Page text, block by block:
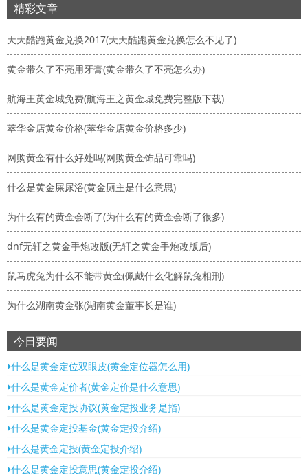
精彩文章
天天酷跑黄金兑换2017(天天酷跑黄金兑换怎么不见了)
黄金带久了不亮用牙膏(黄金带久了不亮怎么办)
航海王黄金城免费(航海王之黄金城免费完整版下载)
萃华金店黄金价格(萃华金店黄金价格多少)
网购黄金有什么好处吗(网购黄金饰品可靠吗)
什么是黄金屎尿浴(黄金厕主是什么意思)
为什么有的黄金会断了(为什么有的黄金会断了很多)
dnf无轩之黄金手炮改版(无轩之黄金手炮改版后)
鼠马虎兔为什么不能带黄金(佩戴什么化解鼠兔相刑)
为什么湖南黄金张(湖南黄金董事长是谁)
今日要闻
什么是黄金定位双眼皮(黄金定位器怎么用)
什么是黄金定价者(黄金定价是什么意思)
什么是黄金定投协议(黄金定投业务是指)
什么是黄金定投基金(黄金定投介绍)
什么是黄金定投(黄金定投介绍)
什么是黄金定投意思(黄金定投介绍)